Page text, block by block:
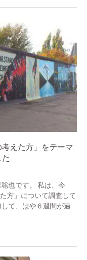
考えた方」をテーマ
也です。 私は、今
方」について調査して
て、はや６週間が過